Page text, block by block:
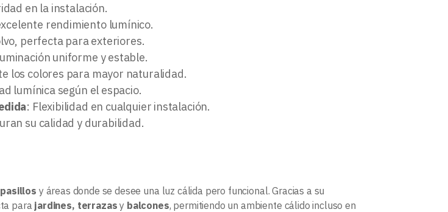
en la instalación.
rendimiento lumínico.
perfecta para exteriores.
uniforme y estable.
los colores para mayor naturalidad.
lumínica según el espacio.
: Flexibilidad en cualquier instalación.
su calidad y durabilidad.
y áreas donde se desee una luz cálida pero funcional. Gracias a su
para jardines, terrazas y balcones, permitiendo un ambiente cálido incluso en